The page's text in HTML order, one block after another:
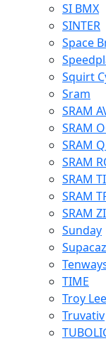
SI BMX
SINTER
Space
Squirt
Sram
SRAM
SRAM
SRAM
SRAM
SRAM
SRAM
SRAM
Sunday
Supacaz
TIME
Troy
Truvativ